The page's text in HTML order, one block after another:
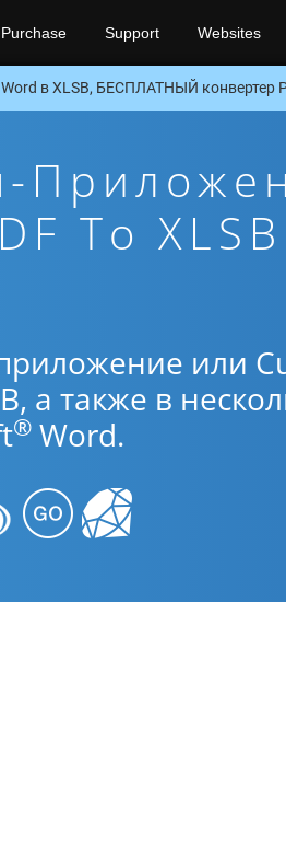
Purchase Support Websites
в XLSB, БЕСПЛАТНЫЙ конвертер
To XLSB
или
а также в
® Word.